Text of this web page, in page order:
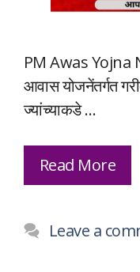
PM Awas Yojna
आवास योजनेंतर्गत
ज्यांच्याकडे …
Read More
Leave a